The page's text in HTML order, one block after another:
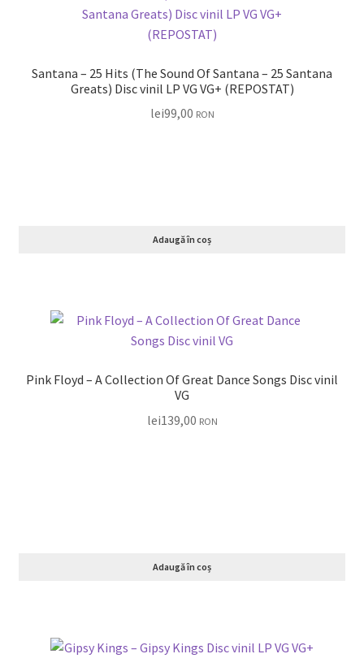
Santana – 25 Hits (The Sound Of Santana – 25 Santana
Greats) Disc vinil LP VG VG+ (REPOSTAT)
lei99,00 RON
Adaugă în coș
Pink Floyd – A Collection Of Great Dance Songs Disc vinil
VG
lei139,00 RON
Adaugă în coș